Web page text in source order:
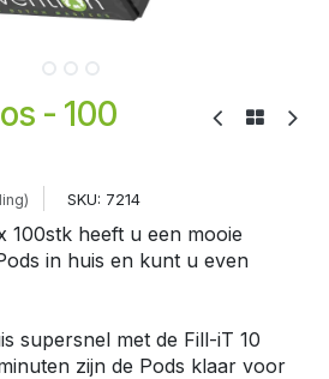
- 100
SKU: 7214
100stk heeft u een mooie
in huis en kunt u even
supersnel met de Fill-iT 10
zijn de Pods klaar voor